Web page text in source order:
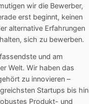
wir die Bewerber,
erst beginnt, keinen
alternative Erfahrungen
sich zu bewerben.
und am
Welt. Wir haben das
zu innovieren –
Startups bis hin
Produkt- und